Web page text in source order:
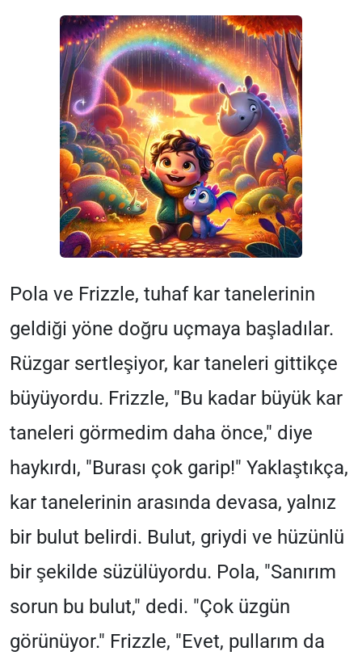
Pola ve Frizzle, tuhaf kar tanelerinin
geldiği yöne doğru uçmaya başladılar.
Rüzgar sertleşiyor, kar taneleri gittikçe
büyüyordu. Frizzle, "Bu kadar büyük kar
taneleri görmedim daha önce," diye
haykırdı, "Burası çok garip!" Yaklaştıkça,
kar tanelerinin arasında devasa, yalnız
bir bulut belirdi. Bulut, griydi ve hüzünlü
bir şekilde süzülüyordu. Pola, "Sanırım
sorun bu bulut," dedi. "Çok üzgün
görünüyor." Frizzle, "Evet, pullarım da